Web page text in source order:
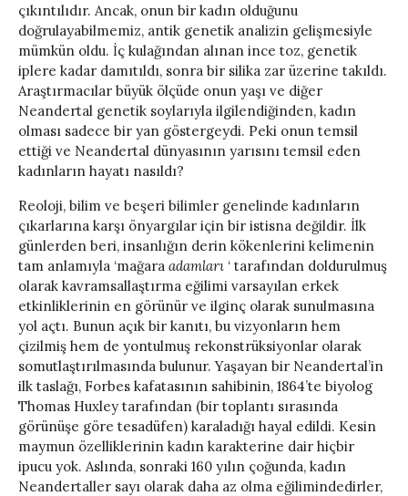
çıkıntılıdır. Ancak, onun bir kadın olduğunu
doğrulayabilmemiz, antik genetik analizin gelişmesiyle
mümkün oldu. İç kulağından alınan ince toz, genetik
iplere kadar damıtıldı, sonra bir silika zar üzerine takıldı.
Araştırmacılar büyük ölçüde onun yaşı ve diğer
Neandertal genetik soylarıyla ilgilendiğinden, kadın
olması sadece bir yan göstergeydi. Peki onun temsil
ettiği ve Neandertal dünyasının yarısını temsil eden
kadınların hayatı nasıldı?
Reoloji, bilim ve beşeri bilimler genelinde kadınların
çıkarlarına karşı önyargılar için bir istisna değildir. İlk
günlerden beri, insanlığın derin kökenlerini kelimenin
tam anlamıyla ‘mağara adamları ‘ tarafından doldurulmuş
olarak kavramsallaştırma eğilimi varsayılan erkek
etkinliklerinin en görünür ve ilginç olarak sunulmasına
yol açtı. Bunun açık bir kanıtı, bu vizyonların hem
çizilmiş hem de yontulmuş rekonstrüksiyonlar olarak
somutlaştırılmasında bulunur. Yaşayan bir Neandertal’in
ilk taslağı, Forbes kafatasının sahibinin, 1864’te biyolog
Thomas Huxley tarafından (bir toplantı sırasında
görünüşe göre tesadüfen) karaladığı hayal edildi. Kesin
maymun özelliklerinin kadın karakterine dair hiçbir
ipucu yok. Aslında, sonraki 160 yılın çoğunda, kadın
Neandertaller sayı olarak daha az olma eğilimindedirler,